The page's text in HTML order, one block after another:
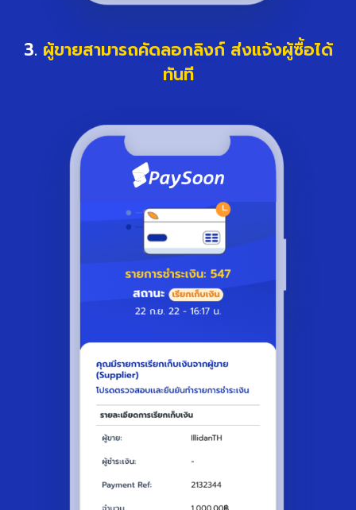
3. ผู้ขายสามารถคัดลอกลิงก์ ส่งแจ้งผู้ซื้อได้
ทันที